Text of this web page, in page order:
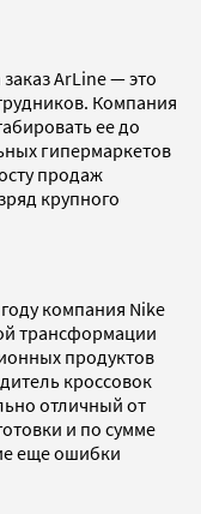
ArLine — это
Компания
ее до
гипермаркетов
продаж
крупного
компания Nike
трансформации
продуктов
кроссовок
отличный от
и по сумме
еще ошибки